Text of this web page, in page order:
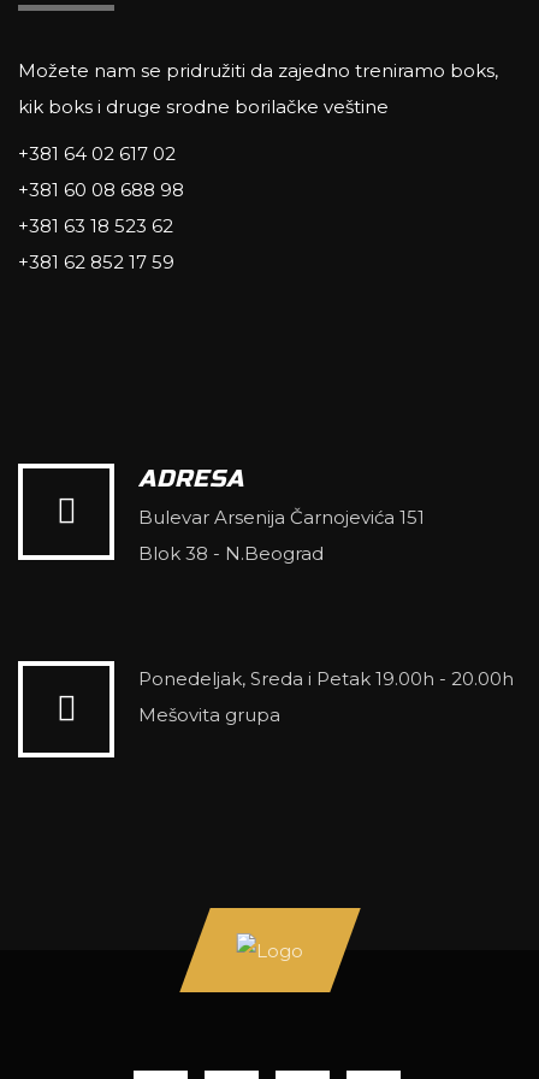
Možete nam se pridružiti da zajedno treniramo boks,
kik boks i druge srodne borilačke veštine
+381 64 02 617 02
+381 60 08 688 98
+381 63 18 523 62
+381 62 852 17 59
ADRESA
Bulevar Arsenija Čarnojevića 151
Blok 38 - N.Beograd
Ponedeljak, Sreda i Petak 19.00h - 20.00h
Mešovita grupa